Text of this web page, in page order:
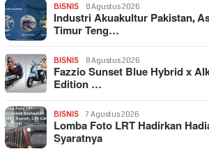
BISNIS 8 Agustus 2026
Industri Akuakultur Pakistan,
Timur Teng…
BISNIS 8 Agustus 2026
Fazzio Sunset Blue Hybrid x
Edition …
BISNIS 7 Agustus 2026
Lomba Foto LRT Hadirkan
Syaratnya